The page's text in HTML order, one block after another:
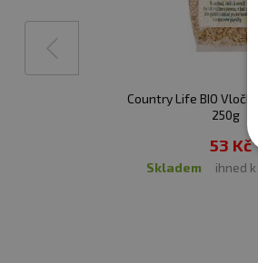
Country Life BIO
250g
53 Kč
skladem ihned